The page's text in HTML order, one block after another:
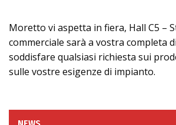
Moretto vi aspetta in fiera, Hall C5 –
commerciale sarà a vostra completa
soddisfare qualsiasi richiesta sui
sulle vostre esigenze di impianto.